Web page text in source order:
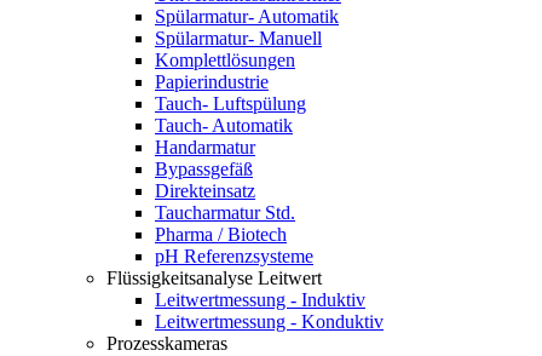
Spülarmatur- Automatik
Spülarmatur- Manuell
Komplettlösungen
Papierindustrie
Tauch- Luftspülung
Tauch- Automatik
Handarmatur
Bypassgefäß
Direkteinsatz
Taucharmatur Std.
Pharma / Biotech
pH Referenzsysteme
Flüssigkeitsanalyse Leitwert
Leitwertmessung - Induktiv
Leitwertmessung - Konduktiv
Prozesskameras